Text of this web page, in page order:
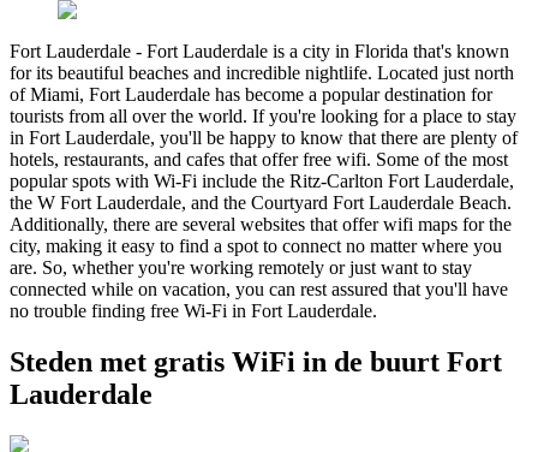
Fort Lauderdale - Fort Lauderdale is a city in Florida that's known
for its beautiful beaches and incredible nightlife. Located just north
of Miami, Fort Lauderdale has become a popular destination for
tourists from all over the world. If you're looking for a place to stay
in Fort Lauderdale, you'll be happy to know that there are plenty of
hotels, restaurants, and cafes that offer free wifi. Some of the most
popular spots with Wi-Fi include the Ritz-Carlton Fort Lauderdale,
the W Fort Lauderdale, and the Courtyard Fort Lauderdale Beach.
Additionally, there are several websites that offer wifi maps for the
city, making it easy to find a spot to connect no matter where you
are. So, whether you're working remotely or just want to stay
connected while on vacation, you can rest assured that you'll have
no trouble finding free Wi-Fi in Fort Lauderdale.
Steden met gratis WiFi in de buurt Fort
Lauderdale